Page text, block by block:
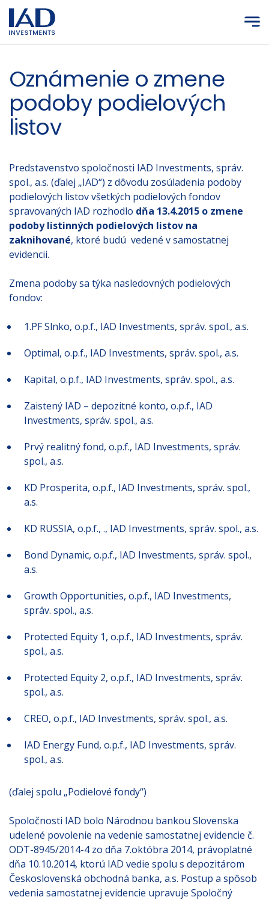
Prejsť na hlavný obsah
Oznámenie o zmene
podoby podielových
listov
Predstavenstvo spoločnosti IAD Investments, správ.
spol., a.s. (ďalej „IAD“) z dôvodu zosúladenia podoby
podielových listov všetkých podielových fondov
spravovaných IAD rozhodlo dňa 13.4.2015 o zmene
podoby listinných podielových listov na
zaknihované, ktoré budú vedené v samostatnej
evidencii.
Zmena podoby sa týka nasledovných podielových
fondov:
1.PF Slnko, o.p.f., IAD Investments, správ. spol., a.s.
Optimal, o.p.f., IAD Investments, správ. spol., a.s.
Kapital, o.p.f., IAD Investments, správ. spol., a.s.
Zaistený IAD – depozitné konto, o.p.f., IAD
Investments, správ. spol., a.s.
Prvý realitný fond, o.p.f., IAD Investments, správ.
spol., a.s.
KD Prosperita, o.p.f., IAD Investments, správ. spol.,
a.s.
KD RUSSIA, o.p.f., ., IAD Investments, správ. spol., a.s.
Bond Dynamic, o.p.f., IAD Investments, správ. spol.,
a.s.
Growth Opportunities, o.p.f., IAD Investments,
správ. spol., a.s.
Protected Equity 1, o.p.f., IAD Investments, správ.
spol., a.s.
Protected Equity 2, o.p.f., IAD Investments, správ.
spol., a.s.
CREO, o.p.f., IAD Investments, správ. spol., a.s.
IAD Energy Fund, o.p.f., IAD Investments, správ.
spol., a.s.
(ďalej spolu „Podielové fondy“)
Spoločnosti IAD bolo Národnou bankou Slovenska
udelené povolenie na vedenie samostatnej evidencie č.
ODT-8945/2014-4 zo dňa 7.októbra 2014, právoplatné
dňa 10.10.2014, ktorú IAD vedie spolu s depozitárom
Československá obchodná banka, a.s. Postup a spôsob
vedenia samostatnej evidencie upravuje Spoločný